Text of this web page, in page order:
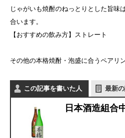
じゃがいも焼酎のねっとりとした旨味
合います。
【おすすめの飲み方】ストレート
その他の本格焼酎・泡盛に合うペアリ
この記事を書いた人 最新
日本酒造組合